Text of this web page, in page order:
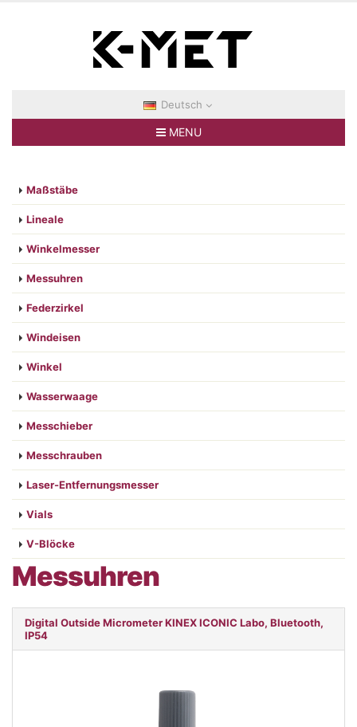
Deutsch
MENU
Maßstäbe
Lineale
Winkelmesser
Messuhren
Federzirkel
Windeisen
Winkel
Wasserwaage
Messchieber
Messchrauben
Laser-Entfernungsmesser
Vials
V-Blöcke
Messuhren
Digital Outside Micrometer KINEX ICONIC Labo, Bluetooth,
IP54